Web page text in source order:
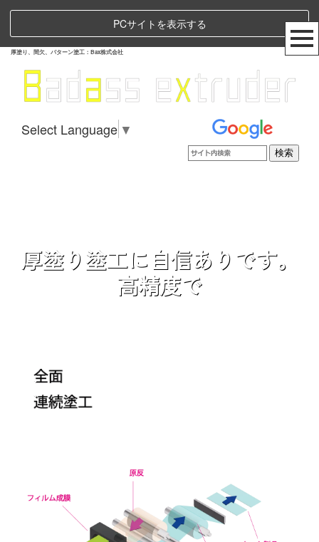
PCサイトを表示する
厚塗り、間欠、パターン塗工：Bax株式会社
Select Language ▼
厚塗り塗工に自信ありです。
高精度で